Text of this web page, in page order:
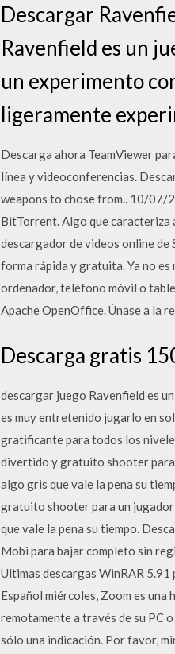
Descargar
Ravenfield es un
un experimento
ligeramente
Descarga ahora TeamViewer
línea y videoconferencias.
weapons to chose from.. 10/07/
BitTorrent. Algo que caracteriza
descargador de videos online de
forma rápida y gratuita. Ya no
ordenador, teléfono móvil o
Apache OpenOffice. Únase a la
Descarga gratis
descargar juego Ravenfield es
es muy entretenido jugarlo en
gratificante para todos los
divertido y gratuito shooter para
algo gris que vale la pena su
gratuito shooter para un jugador
que vale la pena su tiempo.
Mobi para bajar completo sin
Ultimas descargas WinRAR
Español miércoles, Zoom es
remotamente a través de su PC
sólo una indicación. Por favor,